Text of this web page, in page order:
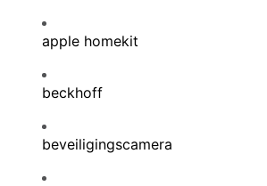
apple homekit
beckhoff
beveiligingscamera